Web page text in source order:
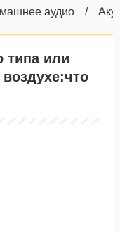
аудио
типа или